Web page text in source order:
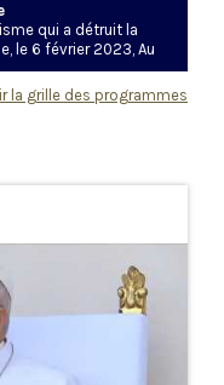
qui a détruit la
le 6 février 2023, Au
cette cité martyre au
reçoit le Père Elisée,
d’Antioche,
rassemblant
- au sein de la
l’utopie
et la Grèce.
de l’histoire
des saints Ignace,
la grille des programmes